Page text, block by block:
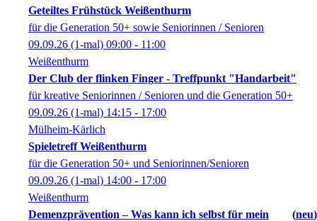
Geteiltes Frühstück Weißenthurm
für die Generation 50+ sowie Seniorinnen / Senioren
09.09.26 (1-mal) 09:00 - 11:00
Weißenthurm
Der Club der flinken Finger - Treffpunkt "Handarbeit"
für kreative Seniorinnen / Senioren und die Generation 50+
09.09.26 (1-mal) 14:15 - 17:00
Mülheim-Kärlich
Spieletreff Weißenthurm
für die Generation 50+ und Seniorinnen/Senioren
09.09.26 (1-mal) 14:00 - 17:00
Weißenthurm
Demenzprävention – Was kann ich selbst für mein
neu